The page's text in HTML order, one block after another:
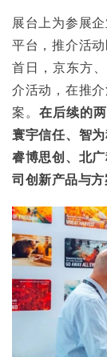
展台上为参展
平台，推介活
首日，京东方
介活动，在推
案。在后续的
寰宇信任、智
睿博思创、北
司创新产品与方